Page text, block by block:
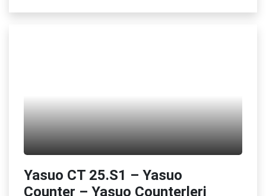
Yasuo CT 25.S1 – Yasuo
Counter – Yasuo Counterleri